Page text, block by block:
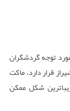
توجه گردشگران
قرار دارد، ماکت
شکل ممکن